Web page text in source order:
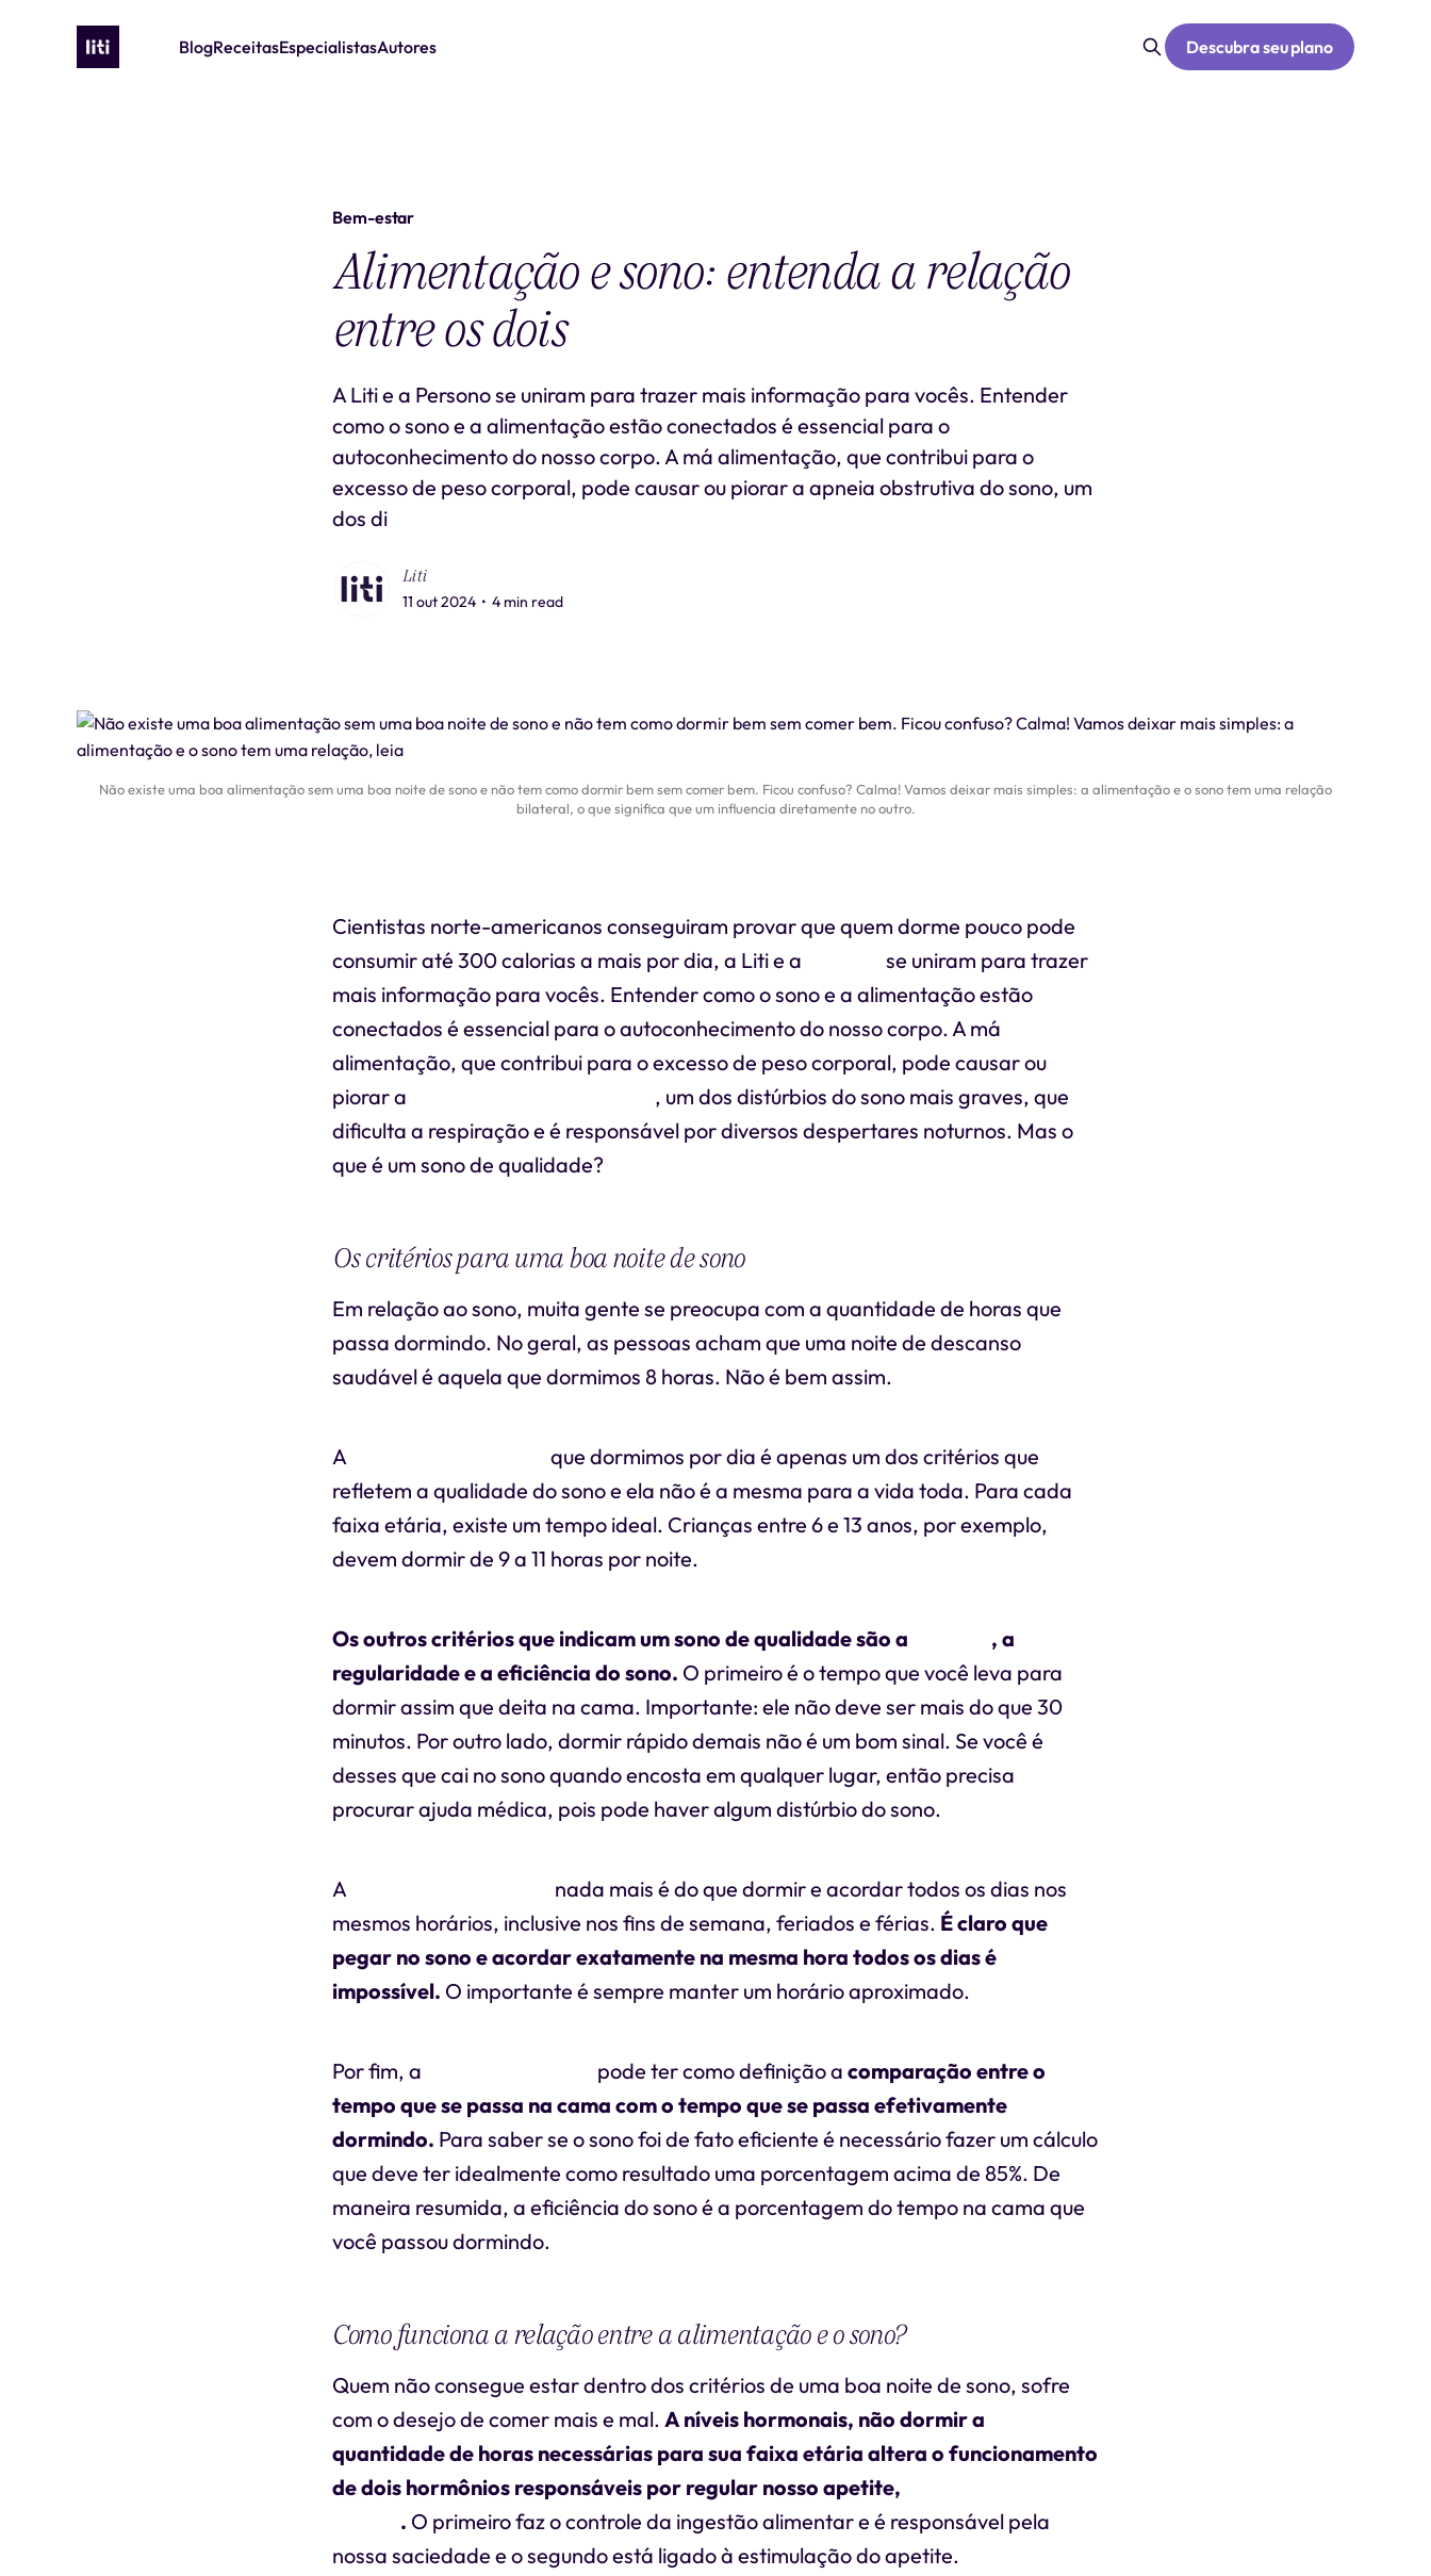
BlogReceitasEspecialistasAutores Descubra seu plano
Bem-estar
Alimentação e sono: entenda a relação
entre os dois
A Liti e a Persono se uniram para trazer mais informação para vocês. Entender
como o sono e a alimentação estão conectados é essencial para o
autoconhecimento do nosso corpo. A má alimentação, que contribui para o
excesso de peso corporal, pode causar ou piorar a apneia obstrutiva do sono, um
dos di
Liti
11 out 2024 • 4 min read
Não existe uma boa alimentação sem uma boa noite de sono e não tem como dormir bem sem comer bem. Ficou confuso? Calma! Vamos deixar mais simples: a alimentação e o sono tem uma relação
bilateral, o que significa que um influencia diretamente no outro.
Cientistas norte-americanos conseguiram provar que quem dorme pouco pode
consumir até 300 calorias a mais por dia, a Liti e a
se uniram para trazer
mais informação para vocês. Entender como o sono e a alimentação estão
conectados é essencial para o autoconhecimento do nosso corpo. A má
alimentação, que contribui para o excesso de peso corporal, pode causar ou
piorar a
, um dos distúrbios do sono mais graves, que
dificulta a respiração e é responsável por diversos despertares noturnos. Mas o
que é um sono de qualidade?
Os critérios para uma boa noite de sono
Em relação ao sono, muita gente se preocupa com a quantidade de horas que
passa dormindo. No geral, as pessoas acham que uma noite de descanso
saudável é aquela que dormimos 8 horas. Não é bem assim.
A
que dormimos por dia é apenas um dos critérios que
refletem a qualidade do sono e ela não é a mesma para a vida toda. Para cada
faixa etária, existe um tempo ideal. Crianças entre 6 e 13 anos, por exemplo,
devem dormir de 9 a 11 horas por noite.
Os outros critérios que indicam um sono de qualidade são a
, a
regularidade e a eficiência do sono. O primeiro é o tempo que você leva para
dormir assim que deita na cama. Importante: ele não deve ser mais do que 30
minutos. Por outro lado, dormir rápido demais não é um bom sinal. Se você é
desses que cai no sono quando encosta em qualquer lugar, então precisa
procurar ajuda médica, pois pode haver algum distúrbio do sono.
A
nada mais é do que dormir e acordar todos os dias nos
mesmos horários, inclusive nos fins de semana, feriados e férias. É claro que
pegar no sono e acordar exatamente na mesma hora todos os dias é
impossível. O importante é sempre manter um horário aproximado.
Por fim, a pode ter como definição a comparação entre o
tempo que se passa na cama com o tempo que se passa efetivamente
dormindo. Para saber se o sono foi de fato eficiente é necessário fazer um cálculo
que deve ter idealmente como resultado uma porcentagem acima de 85%. De
maneira resumida, a eficiência do sono é a porcentagem do tempo na cama que
você passou dormindo.
Como funciona a relação entre a alimentação e o sono?
Quem não consegue estar dentro dos critérios de uma boa noite de sono, sofre
com o desejo de comer mais e mal. A níveis hormonais, não dormir a
quantidade de horas necessárias para sua faixa etária altera o funcionamento
de dois hormônios responsáveis por regular nosso apetite,
. O primeiro faz o controle da ingestão alimentar e é responsável pela
nossa saciedade e o segundo está ligado à estimulação do apetite.